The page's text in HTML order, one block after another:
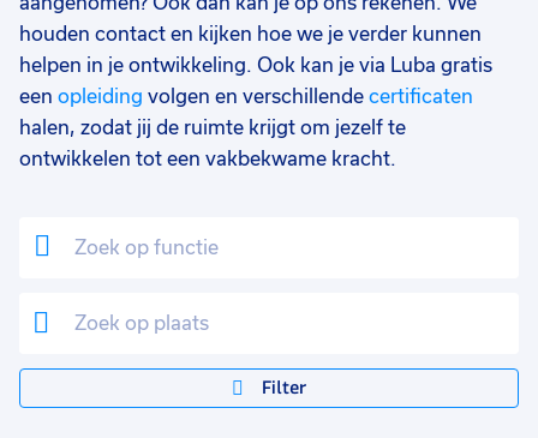
houden contact en kijken hoe we je verder kunnen
helpen in je ontwikkeling. Ook kan je via Luba gratis
een opleiding volgen en verschillende certificaten
halen, zodat jij de ruimte krijgt om jezelf te
ontwikkelen tot een vakbekwame kracht.
Filter
Food 1
Klantenservice 1
Marketing 1
Opleidingsniveau 0
Vmbo 46
Havo 3